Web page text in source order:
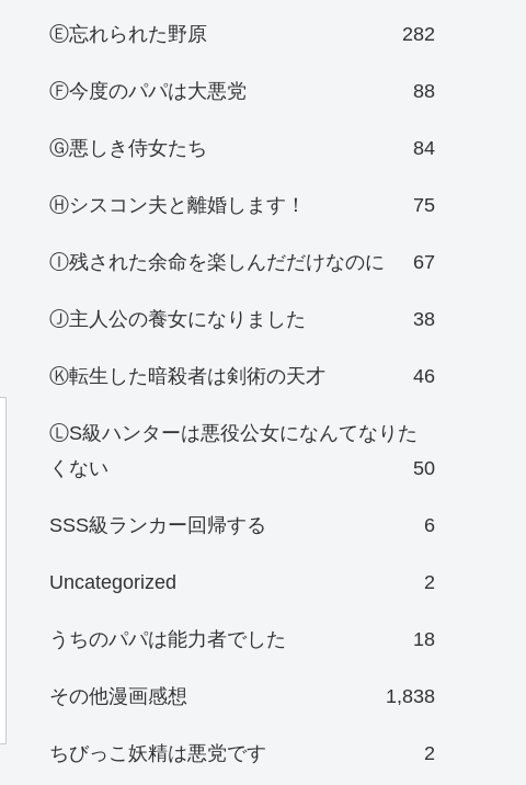
Ⓔ忘れられた野原 282
Ⓕ今度のパパは大悪党 88
Ⓖ悪しき侍女たち 84
Ⓗシスコン夫と離婚します！ 75
Ⓘ残された余命を楽しんだだけなのに 67
Ⓙ主人公の養女になりました 38
Ⓚ転生した暗殺者は剣術の天才 46
ⓁS級ハンターは悪役公女になんてなりた
くない
50
SSS級ランカー回帰する 6
Uncategorized 2
うちのパパは能力者でした 18
その他漫画感想 1,838
ちびっこ妖精は悪党です 2